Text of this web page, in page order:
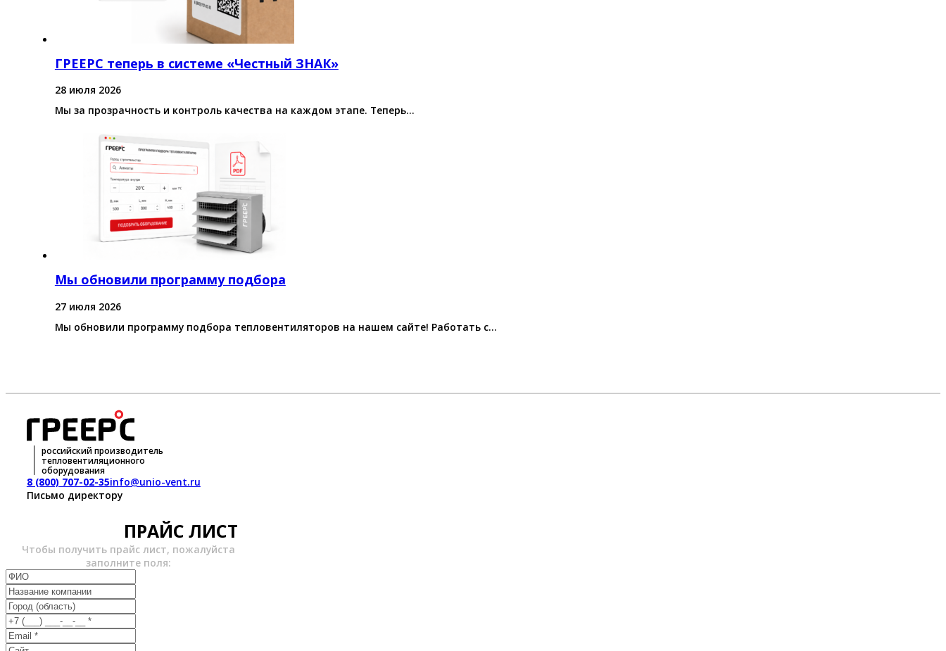
ГРЕЕРС теперь в системе «Честный ЗНАК»
28 июля 2026
Мы за прозрачность и контроль качества на каждом этапе. Теперь…
Мы обновили программу подбора
27 июля 2026
Мы обновили программу подбора тепловентиляторов на нашем сайте! Работать с…
российский производитель
тепловентиляционного
оборудования
8 (800) 707-02-35info@unio-vent.ru
Письмо директору
ПРАЙС ЛИСТ
Чтобы получить прайс лист, пожалуйста
заполните поля: